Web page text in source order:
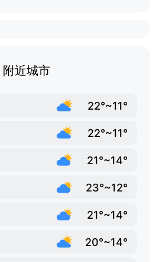
附近城市
22°~11°
22°~11°
21°~14°
23°~12°
21°~14°
20°~14°